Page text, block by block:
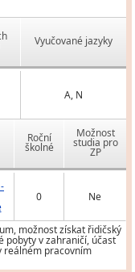
Vyučované jazyky
A, N
Roční
školné
Možnost
studia pro
ZP
0 Ne
možnost získat řidičský
pobyty v zahraničí, účast
reálném pracovním